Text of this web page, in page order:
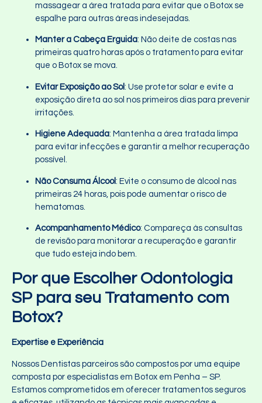
massagear a área tratada para evitar que o Botox se
espalhe para outras áreas indesejadas.
Manter a Cabeça Erguida: Não deite de costas nas
primeiras quatro horas após o tratamento para evitar
que o Botox se mova.
Evitar Exposição ao Sol: Use protetor solar e evite a
exposição direta ao sol nos primeiros dias para prevenir
irritações.
Higiene Adequada: Mantenha a área tratada limpa
para evitar infecções e garantir a melhor recuperação
possível.
Não Consuma Álcool: Evite o consumo de álcool nas
primeiras 24 horas, pois pode aumentar o risco de
hematomas.
Acompanhamento Médico: Compareça às consultas
de revisão para monitorar a recuperação e garantir
que tudo esteja indo bem.
Por que Escolher Odontologia
SP para seu Tratamento com
Botox?
Expertise e Experiência
Nossos Dentistas parceiros são compostos por uma equipe
composta por especialistas em Botox em Penha – SP.
Estamos comprometidos em oferecer tratamentos seguros